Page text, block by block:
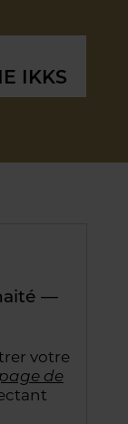
IKKS
—
votre
page de